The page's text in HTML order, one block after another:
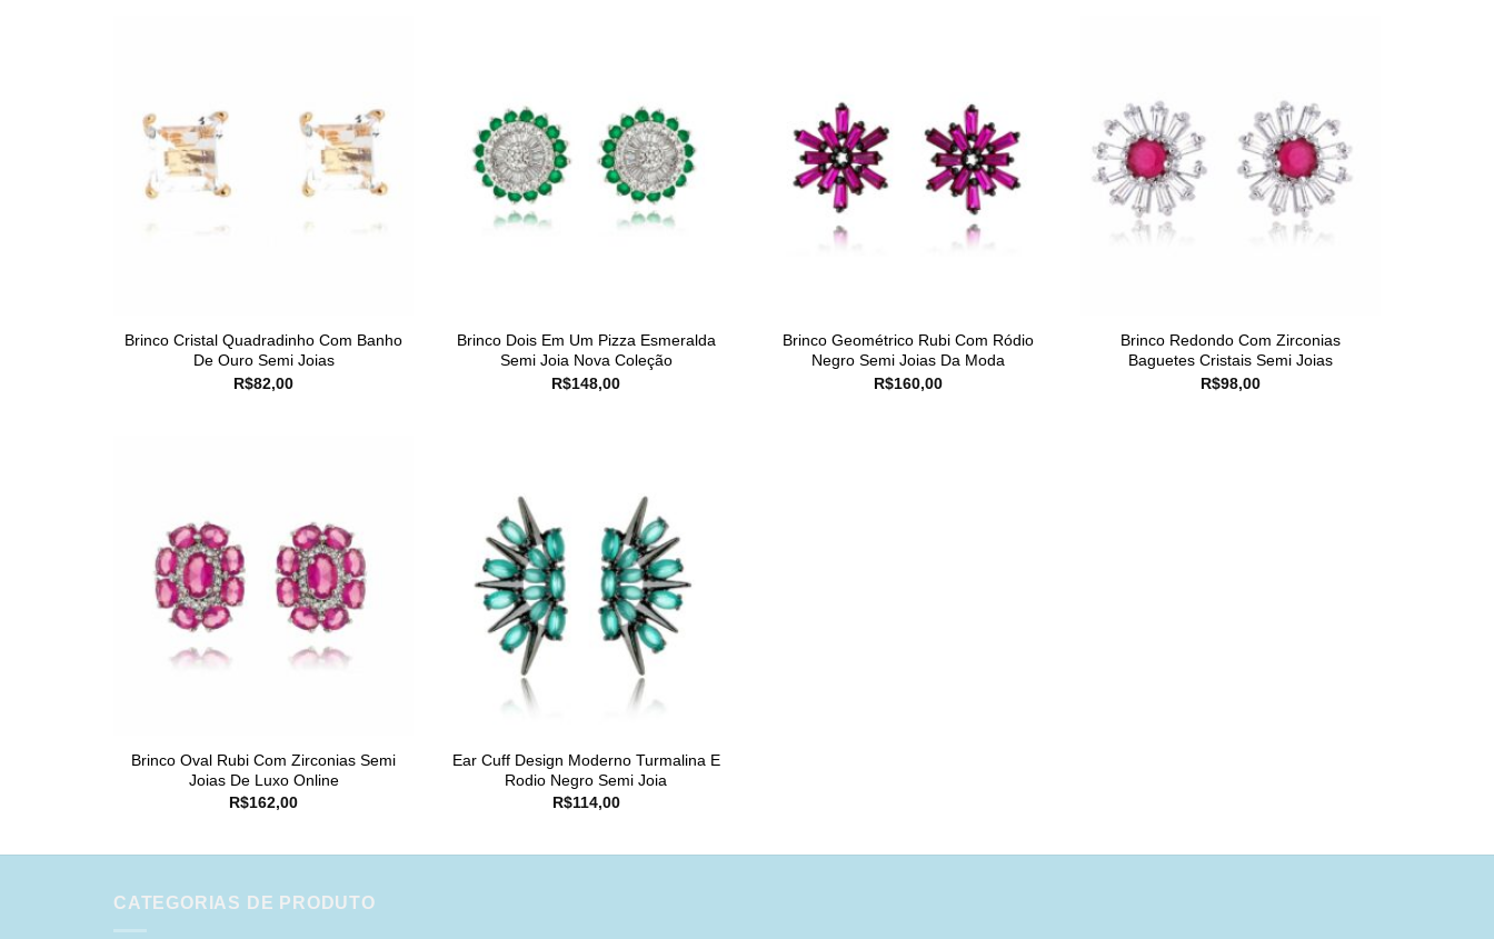
Brinco Cristal Quadradinho Com Banho
De Ouro Semi Joias
R$82,00
Brinco Dois Em Um Pizza Esmeralda
Semi Joia Nova Coleção
R$148,00
Brinco Geométrico Rubi Com Ródio
Negro Semi Joias Da Moda
R$160,00
Brinco Redondo Com Zirconias
Baguetes Cristais Semi Joias
R$98,00
Brinco Oval Rubi Com Zirconias Semi
Joias De Luxo Online
R$162,00
Ear Cuff Design Moderno Turmalina E
Rodio Negro Semi Joia
R$114,00
CATEGORIAS DE PRODUTO